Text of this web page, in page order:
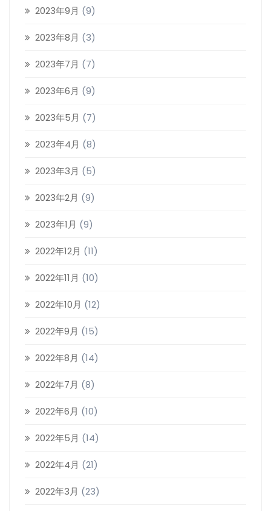
2023年9月 (9)
2023年8月 (3)
2023年7月 (7)
2023年6月 (9)
2023年5月 (7)
2023年4月 (8)
2023年3月 (5)
2023年2月 (9)
2023年1月 (9)
2022年12月 (11)
2022年11月 (10)
2022年10月 (12)
2022年9月 (15)
2022年8月 (14)
2022年7月 (8)
2022年6月 (10)
2022年5月 (14)
2022年4月 (21)
2022年3月 (23)